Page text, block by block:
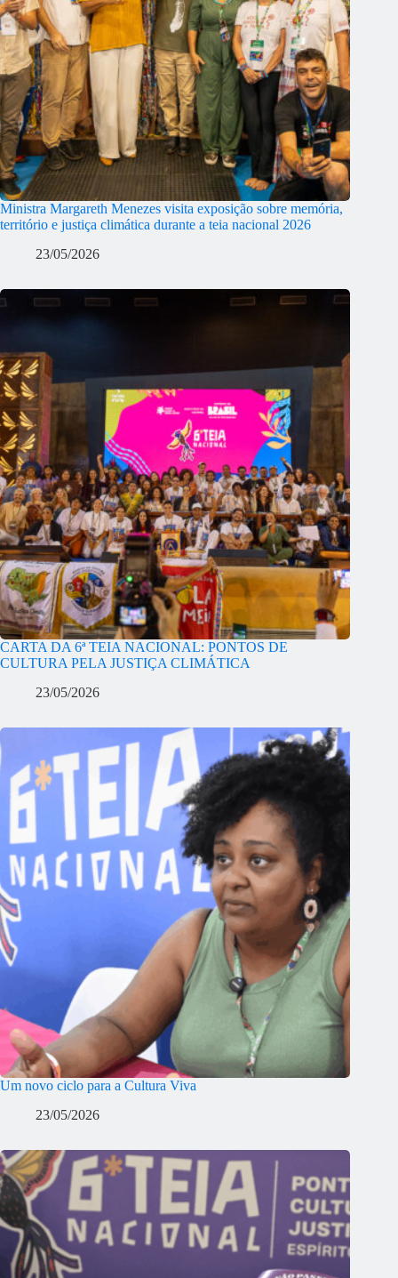
Ministra Margareth Menezes visita exposição sobre memória,
território e justiça climática durante a teia nacional 2026
23/05/2026
CARTA DA 6ª TEIA NACIONAL: PONTOS DE
CULTURA PELA JUSTIÇA CLIMÁTICA
23/05/2026
Um novo ciclo para a Cultura Viva
23/05/2026